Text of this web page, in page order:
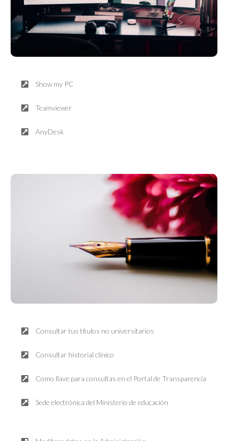
Servicio de asistencia remota
Show my PC
Teamviewer
AnyDesk
Firma DIgital
Trámites disponibles online
Consultar tus títulos no universitarios
Consultar historial clínico
Como llave para consultas en el Portal de Transparencia
Sede electrónica del Ministerio de educación